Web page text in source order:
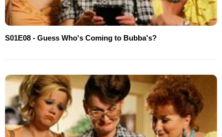
S01E08 - Guess Who's Coming to Bubba's?